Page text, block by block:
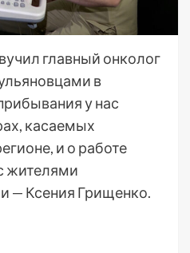
главный онколог
в
у нас
касаемых
и о работе
жителями
— Ксения Грищенко.